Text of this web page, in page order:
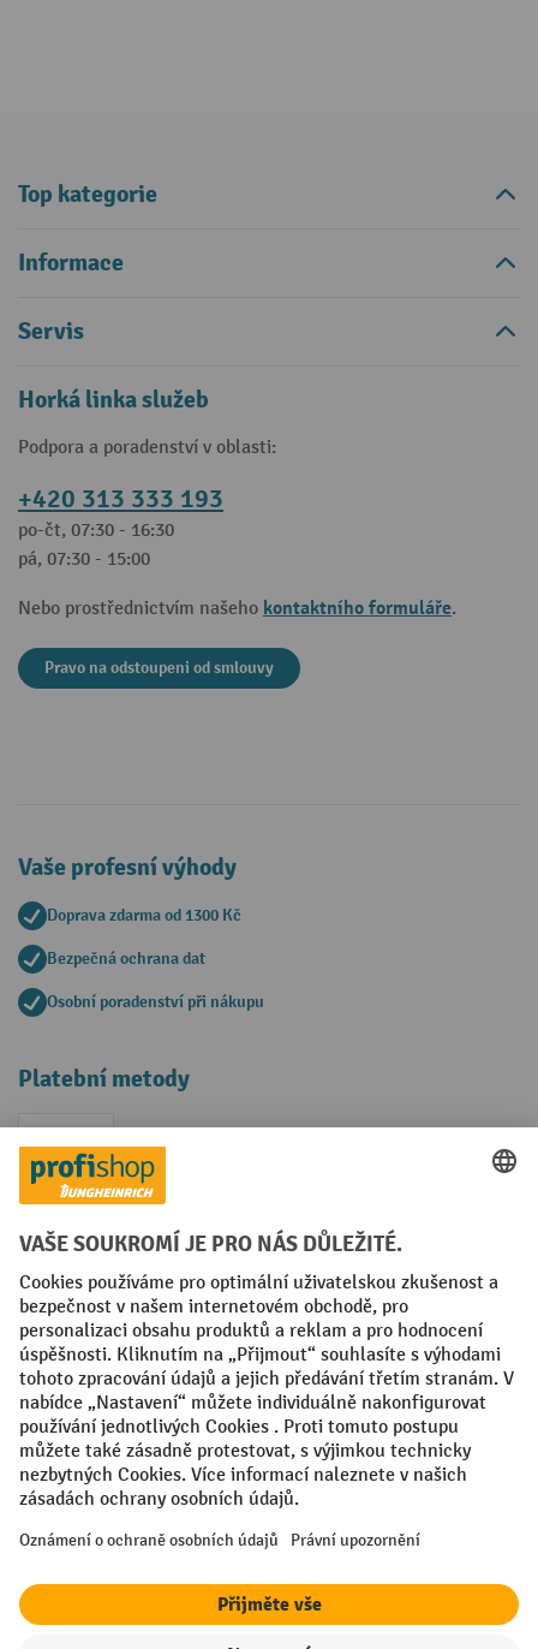
Top kategorie
Informace
Servis
Horká linka služeb
Podpora a poradenství v oblasti:
+420 313 333 193
po-čt, 07:30 - 16:30
pá, 07:30 - 15:00
Nebo prostřednictvím našeho kontaktního formuláře.
Pravo na odstoupeni od smlouvy
Vaše profesní výhody
Doprava zdarma od 1300 Kč
Bezpečná ochrana dat
Osobní poradenství při nákupu
Platební metody
Faktura
Sociální sítě
Facebook
YouTubeLinkedIn
VODP Otisk
Prohlášení o ochraně osobních údajů
Nastavení ochrany osobních údajů
All prices excl. VAT plusshipping costsand possible delivery charges,
¹ Sleva platí do vyprodání zásob. Sleva se nevztahuje na akční ceny.